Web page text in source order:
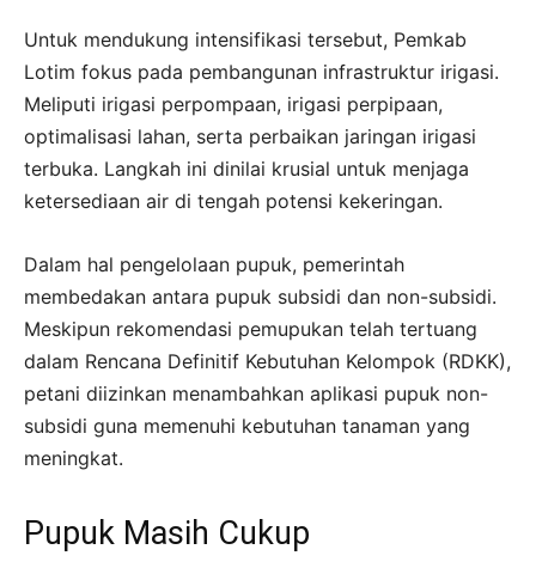
Untuk mendukung intensifikasi tersebut, Pemkab
Lotim fokus pada pembangunan infrastruktur irigasi.
Meliputi irigasi perpompaan, irigasi perpipaan,
optimalisasi lahan, serta perbaikan jaringan irigasi
terbuka. Langkah ini dinilai krusial untuk menjaga
ketersediaan air di tengah potensi kekeringan.
Dalam hal pengelolaan pupuk, pemerintah
membedakan antara pupuk subsidi dan non-subsidi.
Meskipun rekomendasi pemupukan telah tertuang
dalam Rencana Definitif Kebutuhan Kelompok (RDKK),
petani diizinkan menambahkan aplikasi pupuk non-
subsidi guna memenuhi kebutuhan tanaman yang
meningkat.
Pupuk Masih Cukup